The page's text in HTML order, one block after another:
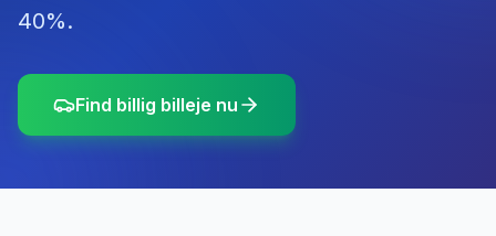
40%.
Find billig billeje nu